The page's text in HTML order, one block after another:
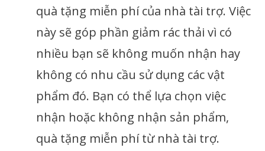
quà tặng miễn phí của nhà tài trợ. Việc
này sẽ góp phần giảm rác thải vì có
nhiều bạn sẽ không muốn nhận hay
không có nhu cầu sử dụng các vật
phẩm đó. Bạn có thể lựa chọn việc
nhận hoặc không nhận sản phẩm,
quà tặng miễn phí từ nhà tài trợ.